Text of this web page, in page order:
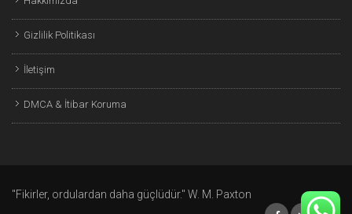
Gizlilik Politikası
İletişim
DMCA & İtibar Koruma
"Fikirler, ordulardan daha güçlüdür." W. M. Paxton